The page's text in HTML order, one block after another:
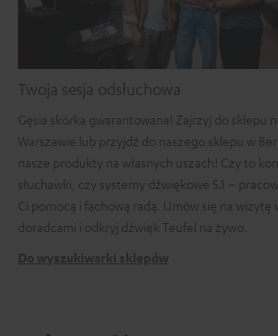
Twoja sesja odsłuchowa
Gęsia skórka gwarantowana! Zajrzyj do sklepu
Warszawie lub przyjdź do naszego sklepu w
nasze produkty na własnych uszach! Czy to
słuchawki, czy systemy dźwiękowe 5.1 –
Ci pomocą i fachową radą. Umów się na wizytę
doradcami i odkryj dźwięk Teufel na żywo.
Do wyszukiwarki sklepów